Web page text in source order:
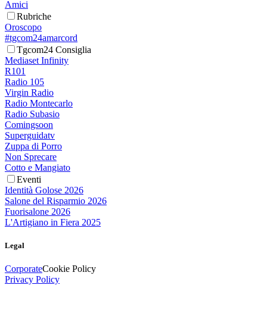
Amici
Rubriche
Oroscopo
#tgcom24amarcord
Tgcom24 Consiglia
Mediaset Infinity
R101
Radio 105
Virgin Radio
Radio Montecarlo
Radio Subasio
Comingsoon
Superguidatv
Zuppa di Porro
Non Sprecare
Cotto e Mangiato
Eventi
Identità Golose 2026
Salone del Risparmio 2026
Fuorisalone 2026
L'Artigiano in Fiera 2025
Legal
CorporateCookie Policy
Privacy Policy